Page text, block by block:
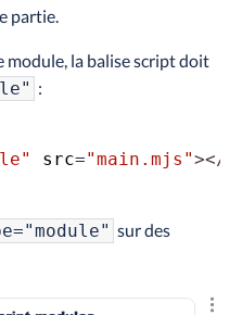
partie.
module, la balise script doit
:
src="main.mjs"></
sur des